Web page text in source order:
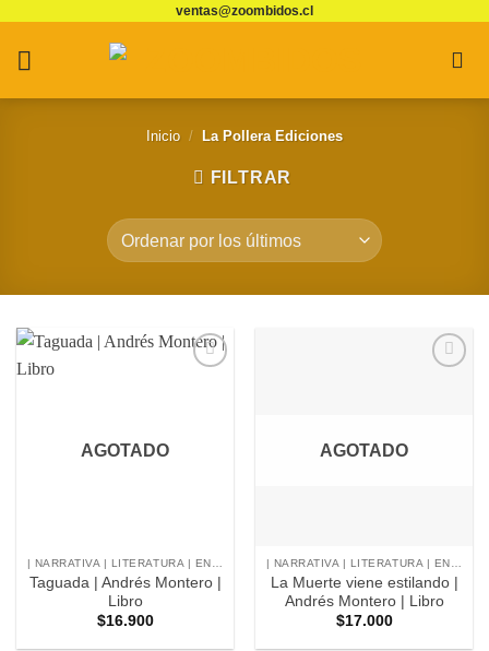
contenido
ventas@zoombidos.cl
Inicio / La Pollera Ediciones
FILTRAR
AGOTADO
Taguada | Andrés Montero |
Libro
$16.900
AGOTADO
La Muerte viene estilando |
Andrés Montero | Libro
$17.000